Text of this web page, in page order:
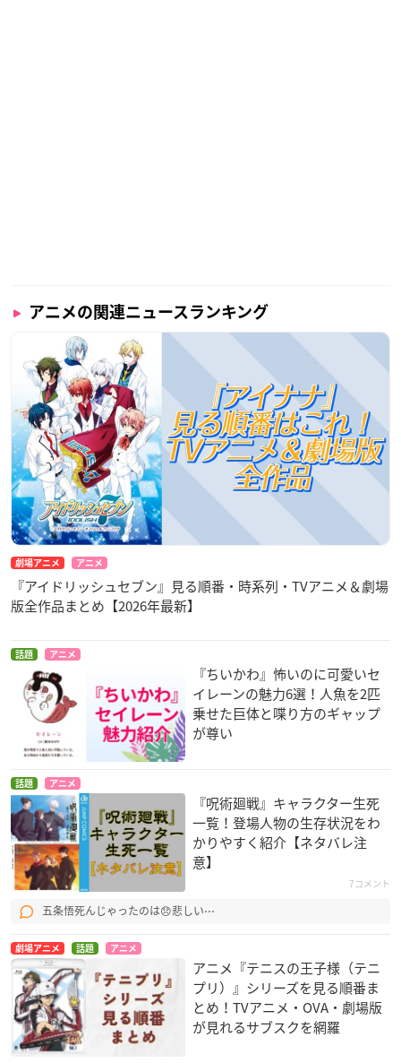
アニメの関連ニュースランキング
劇場アニメ アニメ
『アイドリッシュセブン』見る順番・時系列・TVアニメ＆劇場
版全作品まとめ【2026年最新】
話題 アニメ
『ちいかわ』怖いのに可愛いセ
イレーンの魅力6選！人魚を2匹
乗せた巨体と喋り方のギャップ
が尊い
話題 アニメ
『呪術廻戦』キャラクター生死
一覧！登場人物の生存状況をわ
かりやすく紹介【ネタバレ注
意】
7コメント
五条悟死んじゃったのは😞悲しい⋯
劇場アニメ 話題 アニメ
アニメ『テニスの王子様（テニ
プリ）』シリーズを見る順番ま
とめ！TVアニメ・OVA・劇場版
が見れるサブスクを網羅